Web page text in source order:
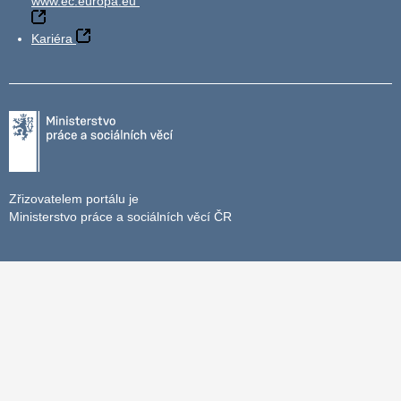
Kariéra
Zřizovatelem portálu je
Ministerstvo práce a sociálních věcí ČR